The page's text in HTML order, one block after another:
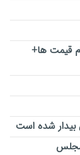
قیمت ها+
شده است